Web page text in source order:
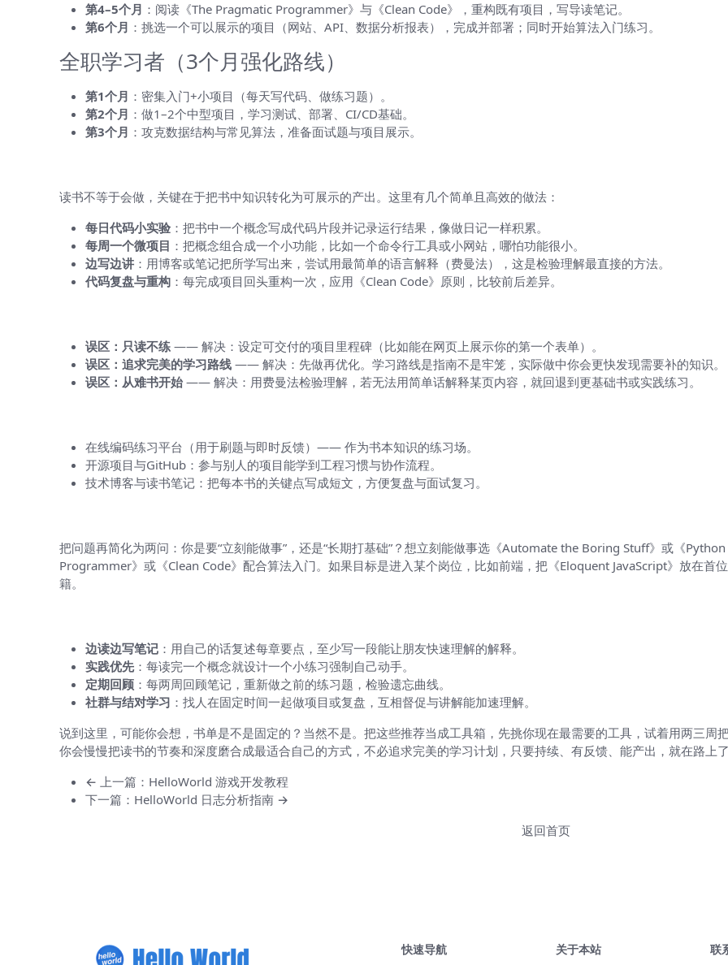
第4–5个月 ：阅读《The Pragmatic Programmer》与《Clean Code》，重构既有项目，写导读笔记。
第6个月 ：挑选一个可以展示的项目（网站、API、数据分析报表），完成并部署；同时开始算法入门练习。
全职学习者（3个月强化路线）
第1个月 ：密集入门+小项目（每天写代码、做练习题）。
第2个月 ：做1–2个中型项目，学习测试、部署、CI/CD基础。
第3个月 ：攻克数据结构与常见算法，准备面试题与项目展示。
读书不等于会做，关键在于把书中知识转化为可展示的产出。这里有几个简单且高效的做法：
每日代码小实验：把书中一个概念写成代码片段并记录运行结果，像做日记一样积累。
每周一个微项目 ：把概念组合成一个小功能，比如一个命令行工具或小网站，哪怕功能很小。
边写边讲：用博客或笔记把所学写出来，尝试用最简单的语言解释（费曼法），这是检验理解最直接的方法。
代码复盘与重构：每完成项目回头重构一次，应用《Clean Code》原则，比较前后差异。
误区：只读不练—— 解决：设定可交付的项目里程碑（比如能在网页上展示你的第一个表单）。
误区：追求完美的学习路线—— 解决：先做再优化。学习路线是指南不是牢笼，实际做中你会更快发现需要补的知识。
误区：从难书开始—— 解决：用费曼法检验理解，若无法用简单话解释某页内容，就回退到更基础书或实践练习。
在线编码练习平台（用于刷题与即时反馈）—— 作为书本知识的练习场。
开源项目与GitHub：参与别人的项目能学到工程习惯与协作流程。
技术博客与读书笔记：把每本书的关键点写成短文，方便复盘与面试复习。
把问题再简化为两问：你是要“立刻能做事”，还是“长期打基础”？想立刻能做事选《Automate the Boring Stuff》或《
Programmer》或《Clean Code》配合算法入门。如果目标是进入某个岗位，比如前端，把《Eloquent JavaScript》放在首
籍。
边读边写笔记：用自己的话复述每章要点，至少写一段能让朋友快速理解的解释。
实践优先：每读完一个概念就设计一个小练习强制自己动手。
定期回顾：每两周回顾笔记，重新做之前的练习题，检验遗忘曲线。
社群与结对学习 ：找人在固定时间一起做项目或复盘，互相督促与讲解能加速理解。
说到这里，可能你会想，书单是不是固定的？当然不是。把这些推荐当成工具箱，先挑你现在最需要的工具，试着用两三周
你会慢慢把读书的节奏和深度磨合成最适合自己的方式，不必追求完美的学习计划，只要持续、有反馈、能产出，就在路上
← 上一篇：HelloWorld 游戏开发教程
下一篇：HelloWorld 日志分析指南 →
返回首页
快速导航
关于本站
联